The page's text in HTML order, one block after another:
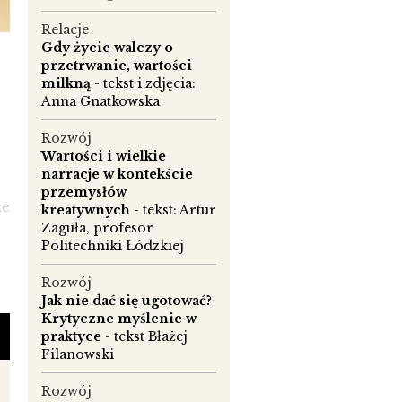
Relacje
Gdy życie walczy o
przetrwanie, wartości
milkną - tekst i zdjęcia:
Anna Gnatkowska
Rozwój
Wartości i wielkie
narracje w kontekście
przemysłów
kreatywnych - tekst: Artur
Zaguła, profesor
Politechniki Łódzkiej
Rozwój
Jak nie dać się ugotować?
Krytyczne myślenie w
praktyce - tekst Błażej
Filanowski
Rozwój